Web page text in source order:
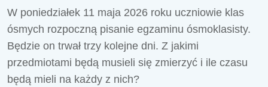
W poniedziałek 11 maja 2026 roku uczniowie klas
ósmych rozpoczną pisanie egzaminu ósmoklasisty.
Będzie on trwał trzy kolejne dni. Z jakimi
przedmiotami będą musieli się zmierzyć i ile czasu
będą mieli na każdy z nich?